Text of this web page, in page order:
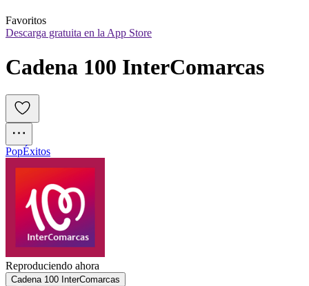
Favoritos
Descarga gratuita en la App Store
Cadena 100 InterComarcas
PopÉxitos
Reproduciendo ahora
Cadena 100 InterComarcas